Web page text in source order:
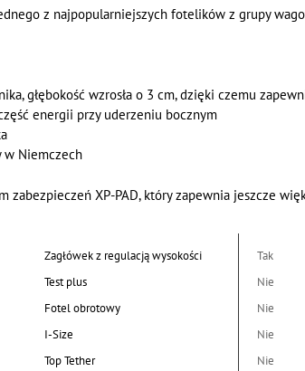
z najpopularniejszych fotelików z grupy
głębokość wzrosła o 3 cm, dzięki czemu
energii przy uderzeniu bocznym
w Niemczech
zabezpieczeń XP-PAD, który zapewnia jeszcze
Zagłówek z regulacją wysokości
Tak
Test plus
Nie
Fotel obrotowy
Nie
I-Size
Nie
Top Tether
Nie